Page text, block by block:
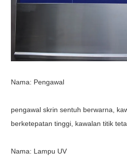
Nama: Pengawal
pengawal skrin sentuh berwarna,
berketepatan tinggi, kawalan titik
Nama: Lampu UV